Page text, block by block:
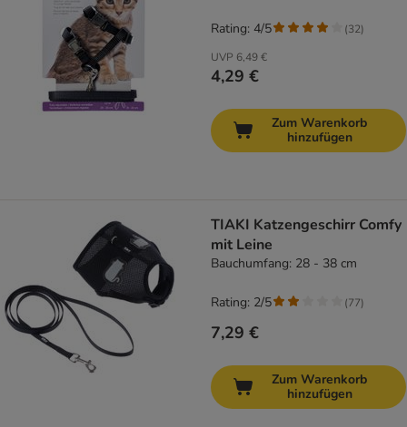
UVP 6,49 €
4,29 €
Rating: 4/5 (32)
Zum Warenkorb
hinzufügen
TIAKI Katzengeschirr Comfy
mit Leine
Bauchumfang: 28 - 38 cm
7,29 €
Rating: 2/5 (77)
Zum Warenkorb
hinzufügen